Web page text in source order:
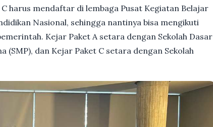
harus mendaftar di lembaga Pusat Kegiatan Belajar
Nasional, sehingga nantinya bisa mengikuti
Kejar Paket A setara dengan Sekolah Dasar
(SMP), dan Kejar Paket C setara dengan Sekolah